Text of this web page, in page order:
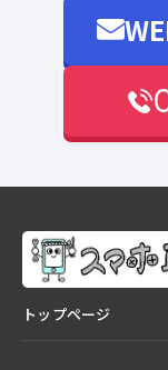
トップページ